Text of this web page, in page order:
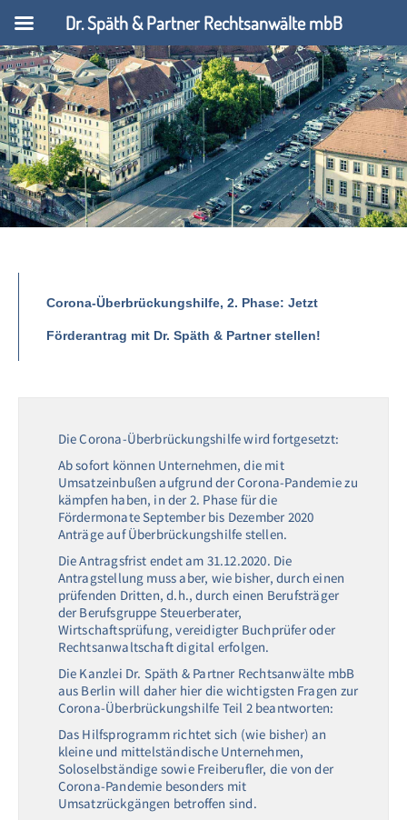
Corona-Überbrückungshilfe, 2. Phase: Jetzt
Förderantrag mit Dr. Späth & Partner stellen!
Die Corona-Überbrückungshilfe wird fortgesetzt:
Ab sofort können Unternehmen, die mit
Umsatzeinbußen aufgrund der Corona-Pandemie zu
kämpfen haben, in der 2. Phase für die
Fördermonate September bis Dezember 2020
Anträge auf Überbrückungshilfe stellen.
Die Antragsfrist endet am 31.12.2020. Die
Antragstellung muss aber, wie bisher, durch einen
prüfenden Dritten, d.h., durch einen Berufsträger
der Berufsgruppe Steuerberater,
Wirtschaftsprüfung, vereidigter Buchprüfer oder
Rechtsanwaltschaft digital erfolgen.
Die Kanzlei Dr. Späth & Partner Rechtsanwälte mbB
aus Berlin will daher hier die wichtigsten Fragen zur
Corona-Überbrückungshilfe Teil 2 beantworten:
Das Hilfsprogramm richtet sich (wie bisher) an
kleine und mittelständische Unternehmen,
Soloselbständige sowie Freiberufler, die von der
Corona-Pandemie besonders mit
Umsatzrückgängen betroffen sind.
Dr. Späth & Partner Rechtsanwälte mbB